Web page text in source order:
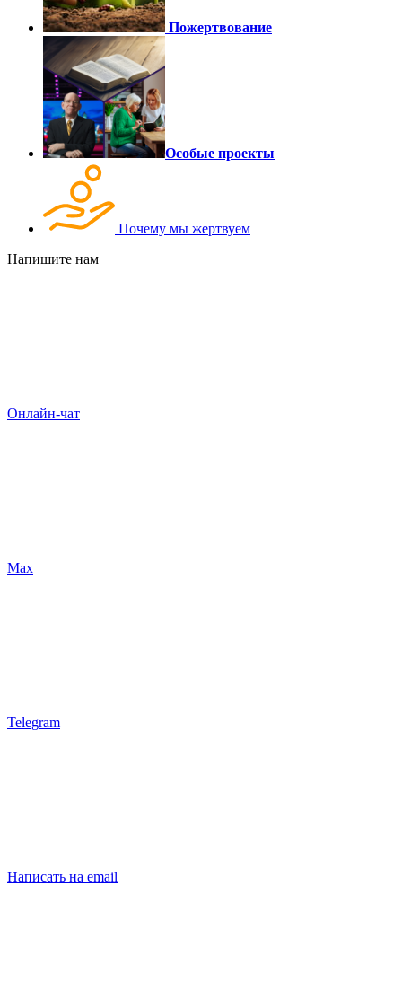
Пожертвование
Особые проекты
Почему мы жертвуем
Напишите нам
Онлайн-чат
Max
Telegram
Написать на email